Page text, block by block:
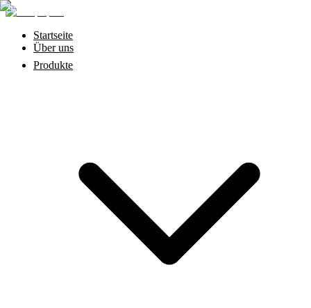
Startseite
Über uns
Produkte